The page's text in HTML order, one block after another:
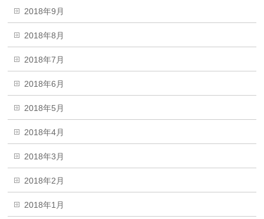
2018年9月
2018年8月
2018年7月
2018年6月
2018年5月
2018年4月
2018年3月
2018年2月
2018年1月